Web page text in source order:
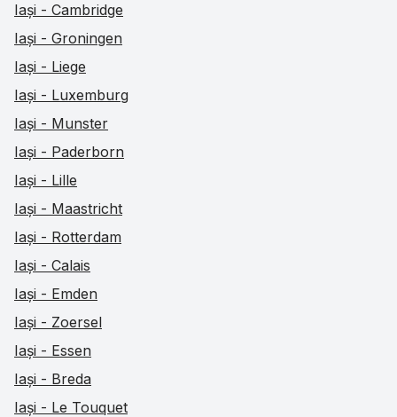
Iași - Cambridge
Iași - Groningen
Iași - Liege
Iași - Luxemburg
Iași - Munster
Iași - Paderborn
Iași - Lille
Iași - Maastricht
Iași - Rotterdam
Iași - Calais
Iași - Emden
Iași - Zoersel
Iași - Essen
Iași - Breda
Iași - Le Touquet